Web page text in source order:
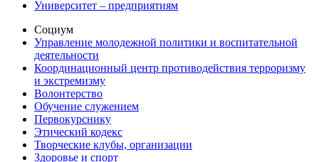
Университет – предприятиям
Социум
Управление молодежной политики и воспитательной
деятельности
Координационный центр противодействия терроризму
и экстремизму
Волонтерство
Обучение служением
Первокурснику
Этический кодекс
Творческие клубы, организации
Здоровье и спорт